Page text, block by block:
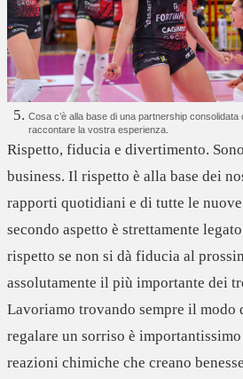
Cosa c’è alla base di una partnership
raccontare la vostra esperienza.
Rispetto, fiducia e divertimento.
business. Il rispetto è alla base dei
rapporti quotidiani e di tutte le
secondo aspetto è strettamente
rispetto se non si dà fiducia al
assolutamente il più importante dei
Lavoriamo trovando sempre il modo
regalare un sorriso è
reazioni chimiche che creano